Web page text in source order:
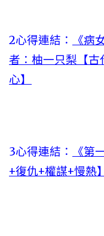
2心得連結：
《病
者：柚一只梨【古
心】
3心得連結：
《第
+復仇+權謀+慢熱】